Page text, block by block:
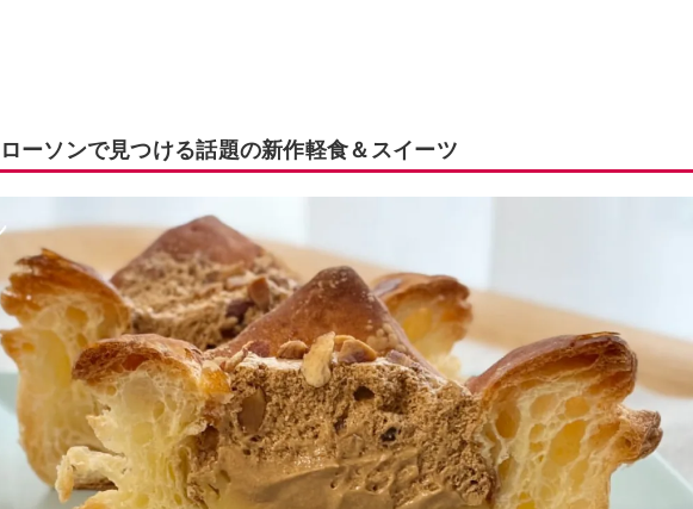
ーソンで見つける話題の新作軽食＆スイーツ